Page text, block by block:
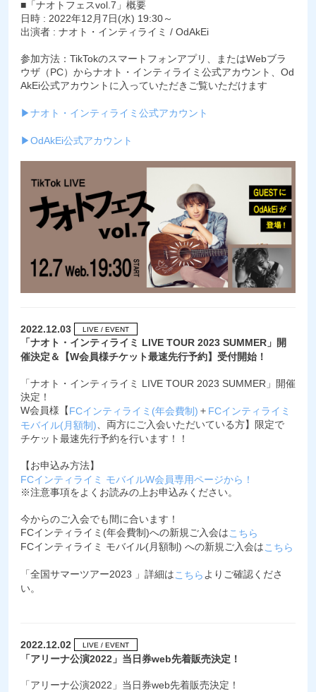
■「ナオトフェスvol.7」概要
日時 : 2022年12月7日(水) 19:30～
出演者 : ナオト・インティライミ / OdAkEi
参加方法：TikTokのスマートフォンアプリ、またはWebブラ
ウザ（PC）からナオト・インティライミ公式アカウント、Od
AkEi公式アカウントに入っていただきご覧いただけます
▶︎ナオト・インティライミ公式アカウント
▶︎OdAkEi公式アカウント
2022.12.03 LIVE / EVENT
「ナオト・インティライミ LIVE TOUR 2023 SUMMER」開
催決定＆【W会員様チケット最速先行予約】受付開始！
「ナオト・インティライミ LIVE TOUR 2023 SUMMER」開催
決定！
W会員様【FCインティライミ(年会費制) ＋ FCインティライミ
モバイル(月額制) 、両方にご入会いただいている方】限定で
チケット最速先行予約を行います！！
【お申込み方法】
FCインティライミ モバイルW会員専用ページから！
※注意事項をよくお読みの上お申込みください。
今からのご入会でも間に合います！
FCインティライミ(年会費制)への新規ご入会はこちら
FCインティライミ モバイル(月額制) への新規ご入会はこちら
「全国サマーツアー2023 」詳細はこちら よりご確認くださ
い。
2022.12.02 LIVE / EVENT
「アリーナ公演2022」当日券web先着販売決定！
「アリーナ公演2022」当日券web先着販売決定！